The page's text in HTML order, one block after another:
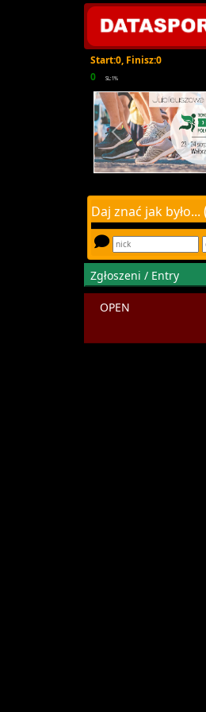
Start:0, Finisz:0
0
SL:1%
Daj znać jak było...
Zgłoszeni / Entry
OPEN